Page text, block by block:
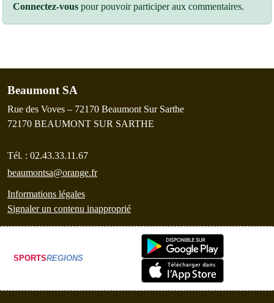
Connectez-vous pour pouvoir participer aux commentaires.
Beaumont SA
Rue des Voves – 72170 Beaumont Sur Sarthe
72170 BEAUMONT SUR SARTHE
Tél. : 02.43.33.11.67
beaumontsa@orange.fr
Informations légales
Signaler un contenu inapproprié
SPORTSREGIONS